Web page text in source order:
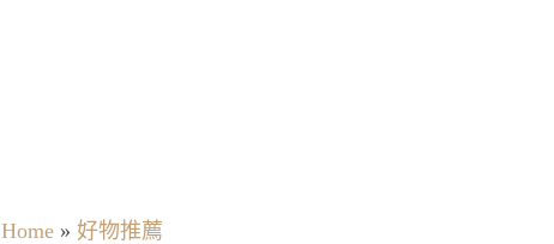
Home» 好物推薦